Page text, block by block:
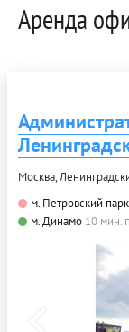
Аренда
Москва,
м. Петровский парк
м. Динамо 10 мин.